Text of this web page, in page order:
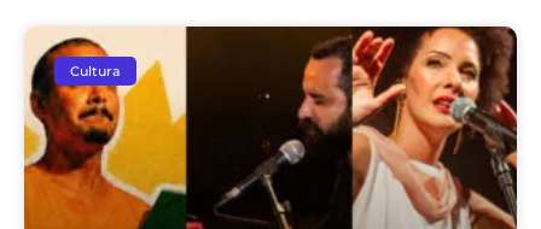
Cultura